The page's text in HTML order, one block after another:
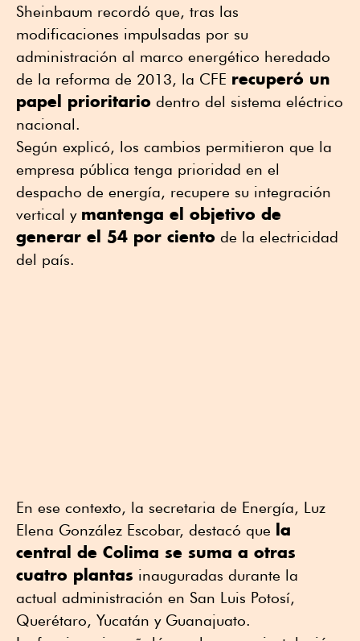
Sheinbaum recordó que, tras las
modificaciones impulsadas por su
administración al marco energético heredado
de la reforma de 2013, la CFE recuperó un
papel prioritario dentro del sistema eléctrico
nacional.
Según explicó, los cambios permitieron que la
empresa pública tenga prioridad en el
despacho de energía, recupere su integración
vertical y mantenga el objetivo de
generar el 54 por ciento de la electricidad
del país.
En ese contexto, la secretaria de Energía, Luz
Elena González Escobar, destacó que la
central de Colima se suma a otras
cuatro plantas inauguradas durante la
actual administración en San Luis Potosí,
Querétaro, Yucatán y Guanajuato.